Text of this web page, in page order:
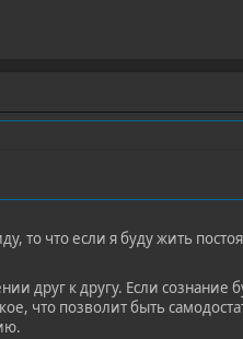
что если я буду жить
друг к другу. Если сознание
что позволит быть